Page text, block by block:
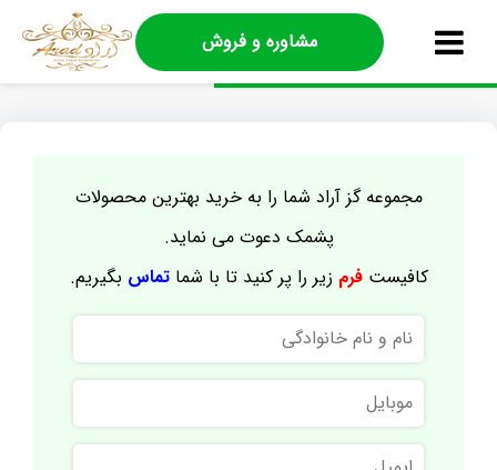
مشاوره و فروش
مجموعه گز آراد شما را به خرید بهترین محصولات
پشمک دعوت می نماید.
کافیستفرم زیر را پر کنید تا با شماتماس بگیریم.
نام
و
نام
خانوادگی
موبایل
ایمیل